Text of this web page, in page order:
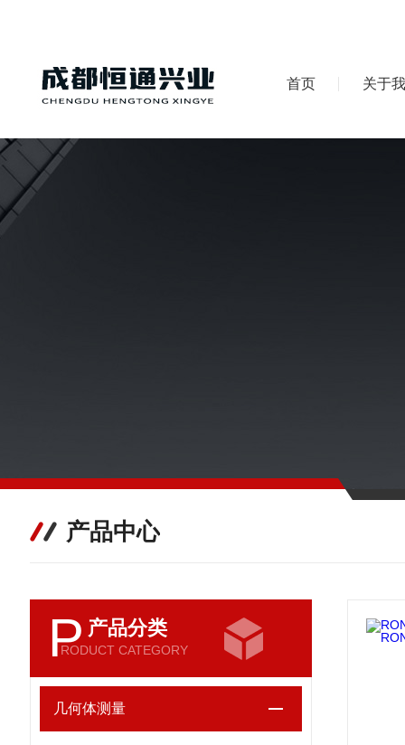
首页 关于
产品中心
P 产品分类
RODUCT CATEGORY
几何体测量